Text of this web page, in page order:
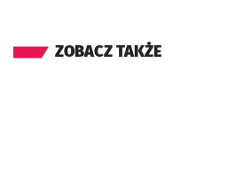
ZOBACZ TAKŻE